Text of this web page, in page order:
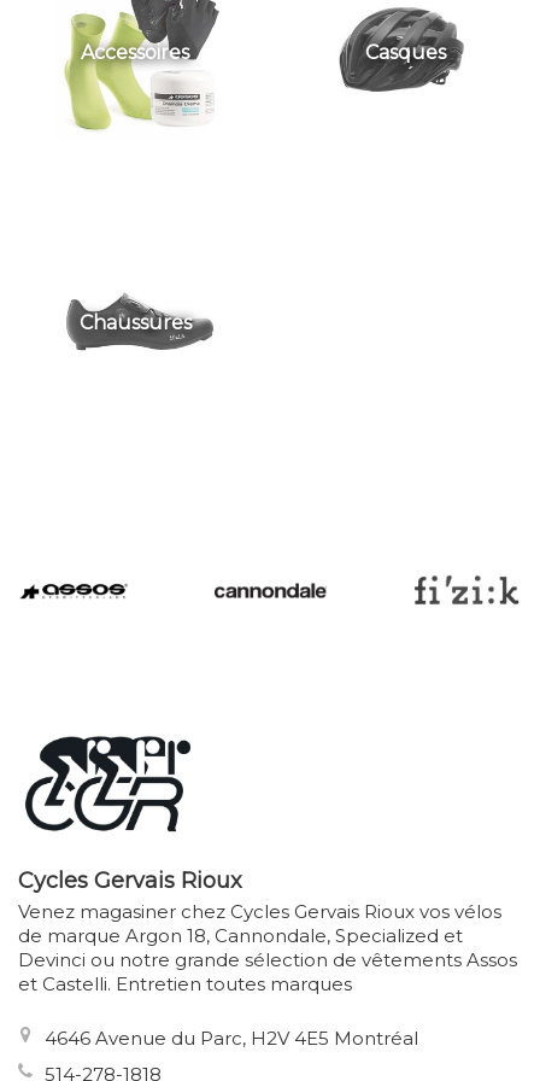
Accessoires Casques
Chaussures
Cycles Gervais Rioux
Venez magasiner chez Cycles Gervais Rioux vos vélos
de marque Argon 18, Cannondale, Specialized et
Devinci ou notre grande sélection de vêtements Assos
et Castelli. Entretien toutes marques
4646 Avenue du Parc, H2V 4E5 Montréal
514-278-1818